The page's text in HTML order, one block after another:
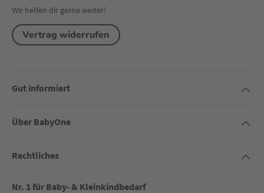
Wir helfen dir gerne weiter!
Vertrag widerrufen
Gut informiert
Über BabyOne
Rechtliches
Nr. 1 für Baby- & Kleinkindbedarf